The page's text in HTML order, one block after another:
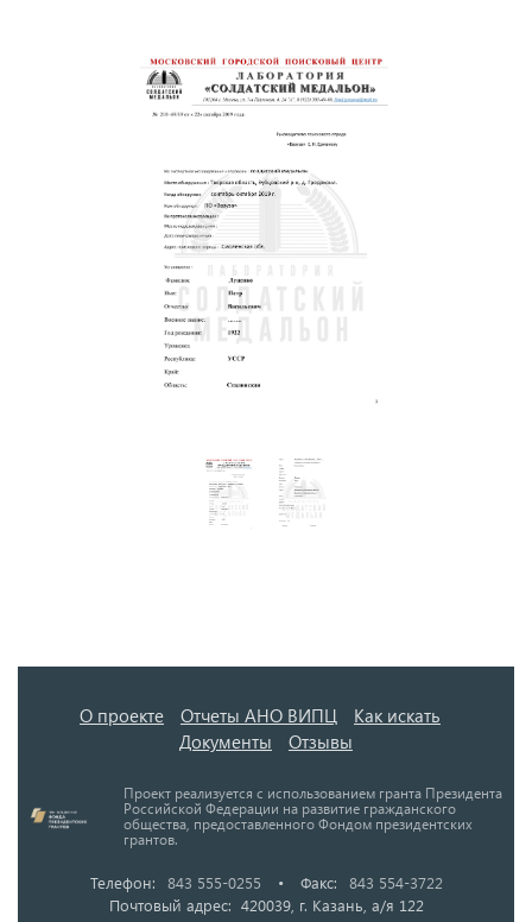
О проекте Отчеты АНО ВИПЦ
Как искать
Документы
Отзывы
Проект реализуется с использованием гранта Президента
Российской Федерации на развитие гражданского
общества, предоставленного Фондом президентских
грантов.
Телефон: 843 555-0255 • Факс:
843 554-3722
Почтовый адрес: 420039, г. Казань, а/я 122